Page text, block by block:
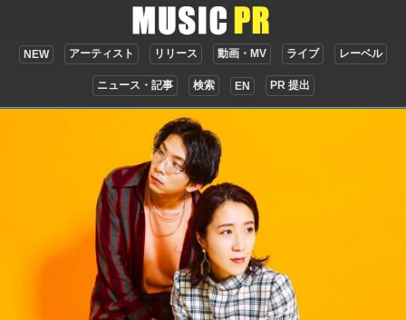
NEW アーティスト リリース 動画・MV ライブ レーベル
ニュース・記事 検索 EN PR 提出